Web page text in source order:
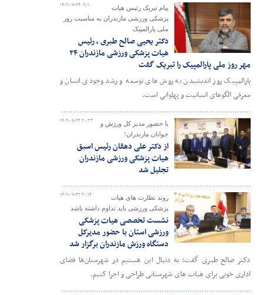
۱۴۰۲-۰۷-۲۴ ۰۹:۱۰
پیام تبریک رئیس هیات
پزشکی ورزشی مازندران به مناسبت روز
ملی پارالمپیک
دکتر یحیی صالح طبری ، رئیس
هیات پزشکی ورزشی مازندران ۲۴
مهر روز ملی پارالمپیک را تبریک گفت
پارالمپیک روز اندیشیدن به روش های توسعه و رشد وجودی انسان و
معرفی الگوهای انسانیت و پهلوانی است.
۱۴۰۲-۰۷-۲۲ ۲۰:۳۳
با حضور مدیر کل ورزش و
جوانان مازندران؛
از دکتر علی دهقان رئیس اسبق
هیات پزشکی ورزشی مازندران
تجلیل شد
۱۴۰۲-۰۷-۲۲ ۲۰:۱۴
روند نظارت های هیات
پزشکی ورزشی باید تداوم داشته باشد
نشست تخصصی هیات پزشکی
ورزشی استان با حضور مدیرکل
دستگاه ورزش مازندران برگزار شد
دکتر صالح طبری گفت: به دنبال این هستیم در شهرستان‌ها فضای
اداری خوبی برای هیات های شهرستانی طراحی و اجرا کنیم.